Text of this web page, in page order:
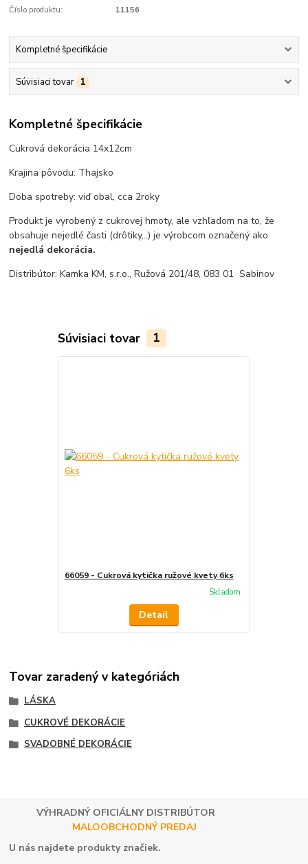
Číslo produktu: 11156
Kompletné špecifikácie
Súvisiaci tovar 1
Kompletné špecifikácie
Cukrová dekorácia 14x12cm
Krajina pôvodu: Thajsko
Doba spotreby: viď obal, cca 2roky
Produkt je vyrobený z cukrovej hmoty, ale vzhľadom na to, že
obsahuje nejedlé časti (drôtiky,..) je výrobcom označený ako
nejedlá dekorácia.
Distribútor: Kamka KM, s.r.o., Ružová 201/48, 083 01 Sabinov
Súvisiaci tovar 1
66059 - Cukrová kytička ružové kvety 6ks
Skladom
Detail
Tovar zaradený v kategóriách
LÁSKA
CUKROVÉ DEKORÁCIE
SVADOBNÉ DEKORÁCIE
VÝHRADNÝ OFICIÁLNY DISTRIBÚTOR
MALOOBCHODNÝ PREDAJ
U nás najdete produkty značiek.